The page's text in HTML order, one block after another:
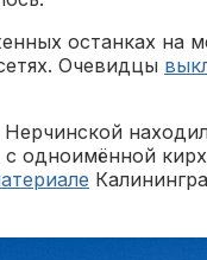
останках на
Очевидцы
одноимённой